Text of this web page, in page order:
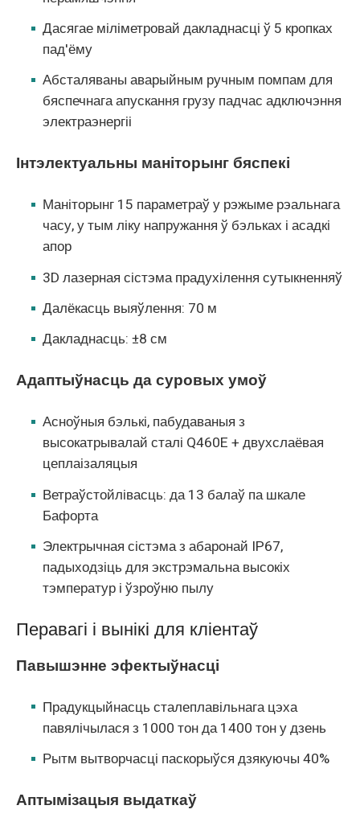
Дасягае міліметровай дакладнасці ў 5 кропках
пад'ёму
Абсталяваны аварыйным ручным помпам для
бяспечнага апускання грузу падчас адключэння
электраэнергіі
Інтэлектуальны маніторынг бяспекі
Маніторынг 15 параметраў у рэжыме рэальнага
часу, у тым ліку напружання ў бэльках і асадкі
апор
3D лазерная сістэма прадухілення сутыкненняў
Далёкасць выяўлення: 70 м
Дакладнасць: ±8 см
Адаптыўнасць да суровых умоў
Асноўныя бэлькі, пабудаваныя з
высокатрывалай сталі Q460E + двухслаёвая
цеплаізаляцыя
Ветраўстойлівасць: да 13 балаў па шкале
Бафорта
Электрычная сістэма з абаронай IP67,
падыходзіць для экстрэмальна высокіх
тэмператур і ўзроўню пылу
Перавагі і вынікі для кліентаў
Павышэнне эфектыўнасці
Прадукцыйнасць сталеплавільнага цэха
павялічылася з 1000 тон да 1400 тон у дзень
Рытм вытворчасці паскорыўся дзякуючы 40%
Аптымізацыя выдаткаў